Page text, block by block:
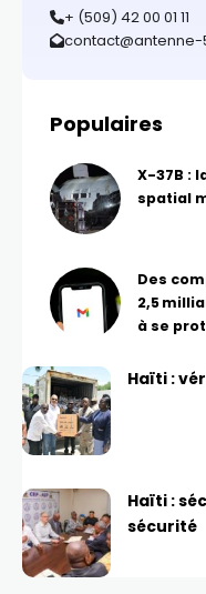
+ (509) 42 00 01 11
contact@antenne-
Populaires
X-37B :
spatial
Des
2,5
à se
Haïti :
Haïti :
sécurité